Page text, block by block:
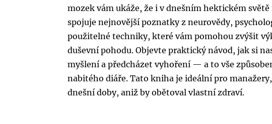
mozek vám ukáže, že i v dnešním hektickém
spojuje nejnovější poznatky z neurovědy,
použitelné techniky, které vám pomohou zvýšit
duševní pohodu. Objevte praktický návod, jak si
myšlení a předcházet vyhoření — a to vše
nabitého diáře. Tato kniha je ideální pro
dnešní doby, aniž by obětoval vlastní zdraví.